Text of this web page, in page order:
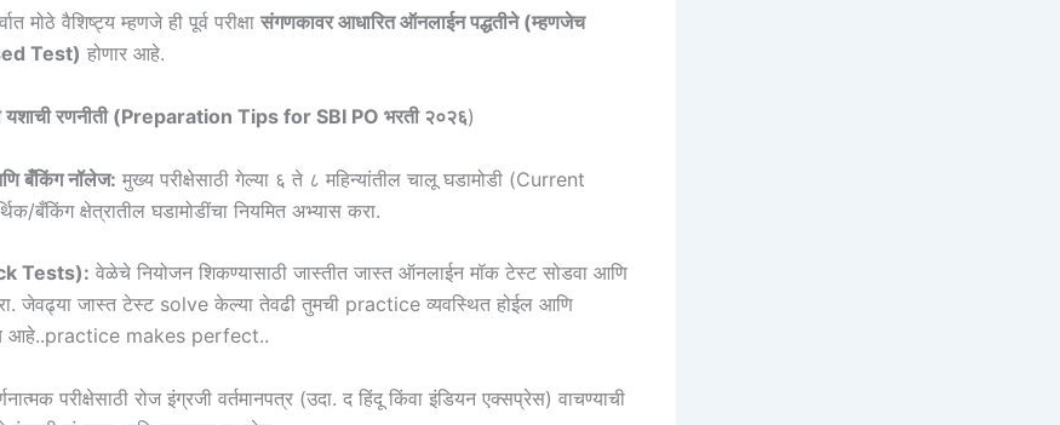
मोठे वैशिष्ट्य म्हणजे ही पूर्व परीक्षा संगणकावर आधारित ऑनलाईन पद्धतीने (म्हणजेच
Test) होणार आहे.
यशाची रणनीती (Preparation Tips for SBI PO भरती २०२६)
बँकिंग नॉलेज: मुख्य परीक्षेसाठी गेल्या ६ ते ८ महिन्यांतील चालू घडामोडी (Current
बँकिंग क्षेत्रातील घडामोडींचा नियमित अभ्यास करा.
Tests): वेळेचे नियोजन शिकण्यासाठी जास्तीत जास्त ऑनलाईन मॉक टेस्ट सोडवा आणि
जेवढ्या जास्त टेस्ट solve केल्या तेवढी तुमची practice व्यवस्थित होईल आणि
आहे..practice makes perfect..
परीक्षेसाठी रोज इंग्रजी वर्तमानपत्र (उदा. द हिंदू किंवा इंडियन एक्सप्रेस) वाचण्याची